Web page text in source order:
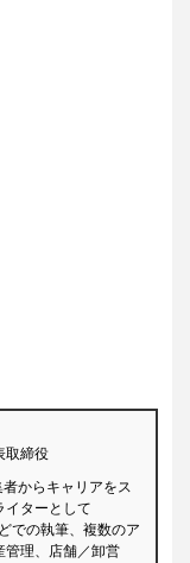
取締役
からキャリアをス
イターとして
での執筆、複数のア
管理、店舗／卸営